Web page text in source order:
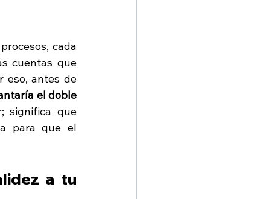
cada
cuentas que
eso, antes de
el doble
significa que
para que el
a tu